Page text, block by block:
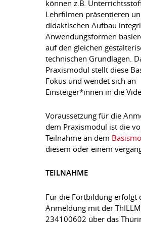
können z.B.
Lehrfilmen präsentieren
didaktischen Aufbau
Anwendungsformen
auf den gleichen
technischen Grundlagen.
Praxismodul stellt diese
Fokus und wendet sich an
Einsteiger*innen in die
Voraussetzung für die
dem Praxismodul ist die
Teilnahme an dem
diesem oder einem
TEILNAHME
Für die Fortbildung erfolgt
Anmeldung mit der
234100602 über das